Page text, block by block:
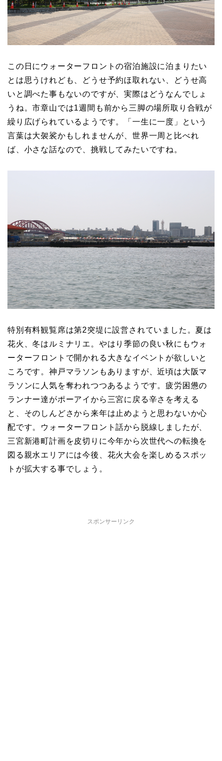
この日にウォーターフロントの宿泊施設に泊まりたい
とは思うけれども、どうせ予約ほ取れない、どうせ高
いと調べた事もないのですが、実際はどうなんでしょ
うね。市章山では1週間も前から三脚の場所取り合戦が
繰り広げられているようです。「一生に一度」という
言葉は大袈裟かもしれませんが、世界一周と比べれ
ば、小さな話なので、挑戦してみたいですね。
特別有料観覧席は第2突堤に設営されていました。夏は
花火、冬はルミナリエ。やはり季節の良い秋にもウォ
ーターフロントで開かれる大きなイベントが欲しいと
ころです。神戸マラソンもありますが、近頃は大阪マ
ラソンに人気を奪われつつあるようです。疲労困憊の
ランナー達がポーアイから三宮に戻る辛さを考える
と、そのしんどさから来年は止めようと思わないか心
配です。ウォーターフロント話から脱線しましたが、
三宮新港町計画を皮切りに今年から次世代への転換を
図る親水エリアには今後、花火大会を楽しめるスポッ
トが拡大する事でしょう。
スポンサーリンク